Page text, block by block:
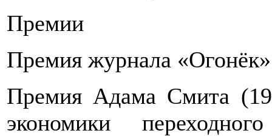
Премии
Премия журнала
Премия Адама Смита
экономики